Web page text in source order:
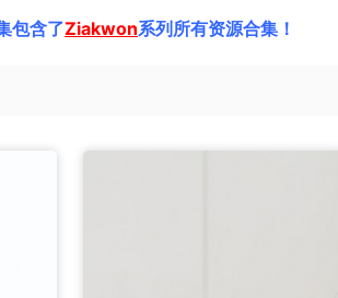
包含了Ziakwon系列所有资源合集！